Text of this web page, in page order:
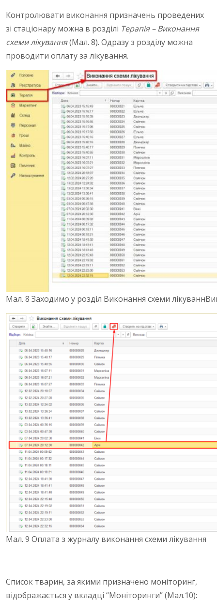
Контролювати виконання призначень проведених
зі стаціонару можна в розділі Терапія – Виконання
схеми лікування(Мал. 8). Одразу з розділу можна
проводити оплату за лікування.
Мал. 8 Заходимо у розділ Виконання схеми лікуванн
Мал. 9 Оплата з журналу виконання схеми лікування
Список тварин, за якими призначено моніторинг,
відображається у вкладці “Моніторинги” (Мал.10):